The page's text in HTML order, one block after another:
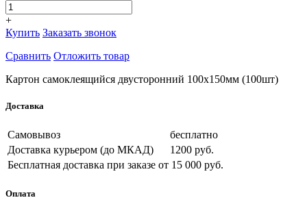
+
Купить Заказать звонок
Сравнить Отложить товар
Картон самоклеящийся двусторонний 100х150мм (100шт)
Доставка
Самовывоз
бесплатно
Доставка курьером (до МКАД)
1200 руб.
Бесплатная доставка при заказе от 15 000 руб.
Оплата